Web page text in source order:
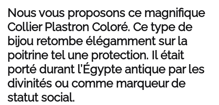
Nous vous proposons ce magnifique
Collier Plastron Coloré. Ce type de
bijou retombe élégamment sur la
poitrine tel une protection. Il était
porté durant l’Égypte antique par les
divinités ou comme marqueur de
statut social.